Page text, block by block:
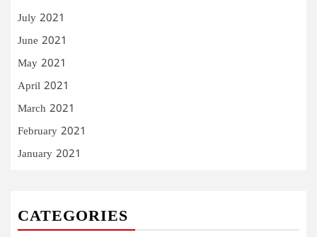
July 2021
June 2021
May 2021
April 2021
March 2021
February 2021
January 2021
CATEGORIES